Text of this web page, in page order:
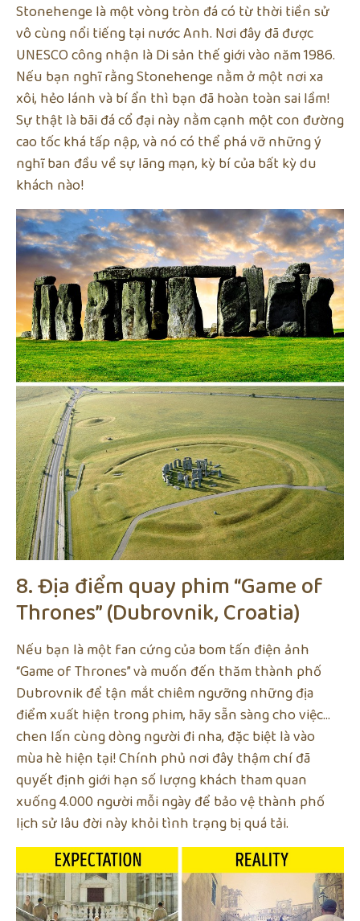
Stonehenge là một vòng tròn đá có từ thời tiền sử
vô cùng nổi tiếng tại nước Anh. Nơi đây đã được
UNESCO công nhận là Di sản thế giới vào năm 1986.
Nếu bạn nghĩ rằng Stonehenge nằm ở một nơi xa
xôi, hẻo lánh và bí ẩn thì bạn đã hoàn toàn sai lầm!
Sự thật là bãi đá cổ đại này nằm cạnh một con đường
cao tốc khá tấp nập, và nó có thể phá vỡ những ý
nghĩ ban đầu về sự lãng mạn, kỳ bí của bất kỳ du
khách nào!
8. Địa điểm quay phim “Game of
Thrones” (Dubrovnik, Croatia)
Nếu bạn là một fan cứng của bom tấn điện ảnh
“Game of Thrones” và muốn đến thăm thành phố
Dubrovnik để tận mắt chiêm ngưỡng những địa
điểm xuất hiện trong phim, hãy sẵn sàng cho việc…
chen lấn cùng dòng người đi nha, đặc biệt là vào
mùa hè hiện tại! Chính phủ nơi đây thậm chí đã
quyết định giới hạn số lượng khách tham quan
xuống 4.000 người mỗi ngày để bảo vệ thành phố
lịch sử lâu đời này khỏi tình trạng bị quá tải.